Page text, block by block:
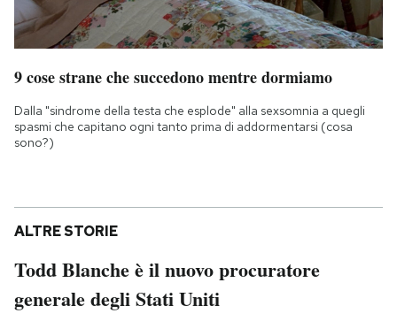
9 cose strane che succedono mentre dormiamo
Dalla "sindrome della testa che esplode" alla sexsomnia a quegli
spasmi che capitano ogni tanto prima di addormentarsi (cosa
sono?)
ALTRE STORIE
Todd Blanche è il nuovo procuratore
generale degli Stati Uniti